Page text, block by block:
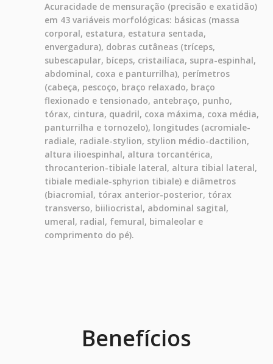
Acuracidade de mensuração (precisão e exatidão)
em 43 variáveis morfológicas: básicas (massa
corporal, estatura, estatura sentada,
envergadura), dobras cutâneas (tríceps,
subescapular, bíceps, cristailíaca, supra-espinhal,
abdominal, coxa e panturrilha), perímetros
(cabeça, pescoço, braço relaxado, braço
flexionado e tensionado, antebraço, punho,
tórax, cintura, quadril, coxa máxima, coxa média,
panturrilha e tornozelo), longitudes (acromiale-
radiale, radiale-stylion, stylion médio-dactilion,
altura ilioespinhal, altura torcantérica,
throcanterion-tibiale lateral, altura tibial lateral,
tibiale mediale-sphyrion tibiale) e diâmetros
(biacromial, tórax anterior-posterior, tórax
transverso, biiliocristal, abdominal sagital,
umeral, radial, femural, bimaleolar e
comprimento do pé).
Benefícios